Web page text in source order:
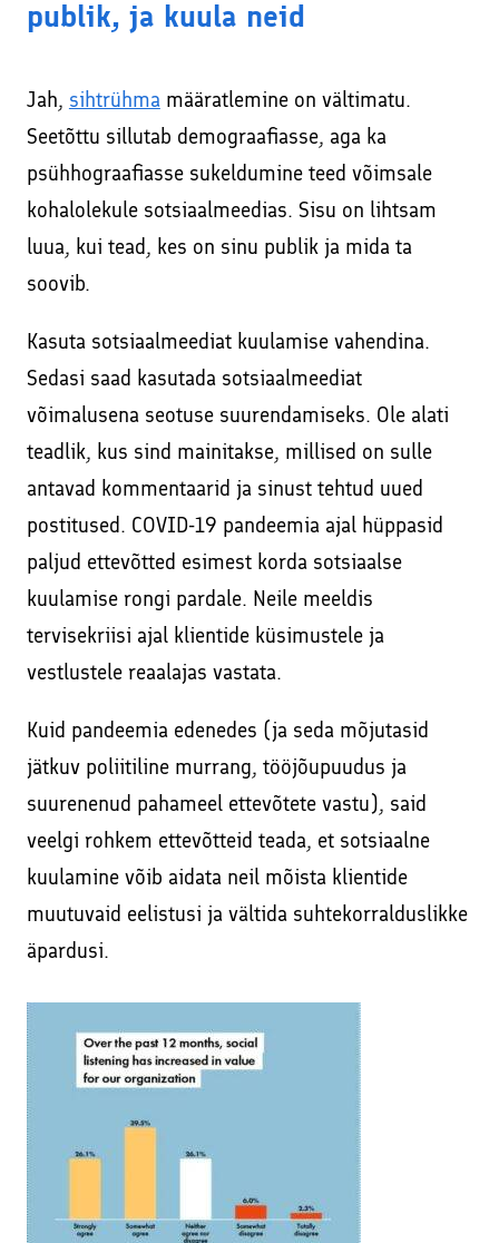
publik, ja kuula neid
Jah, sihtrühmamääratlemine on vältimatu.
Seetõttu sillutab demograafiasse, aga ka
psühhograafiasse sukeldumine teed võimsale
kohalolekule sotsiaalmeedias. Sisu on lihtsam
luua, kui tead, kes on sinu publik ja mida ta
soovib.
Kasuta sotsiaalmeediat kuulamise vahendina.
Sedasi saad kasutada sotsiaalmeediat
võimalusena seotuse suurendamiseks. Ole alati
teadlik, kus sind mainitakse, millised on sulle
antavad kommentaarid ja sinust tehtud uued
postitused. COVID-19 pandeemia ajal hüppasid
paljud ettevõtted esimest korda sotsiaalse
kuulamise rongi pardale. Neile meeldis
tervisekriisi ajal klientide küsimustele ja
vestlustele reaalajas vastata.
Kuid pandeemia edenedes (ja seda mõjutasid
jätkuv poliitiline murrang, tööjõupuudus ja
suurenenud pahameel ettevõtete vastu), said
veelgi rohkem ettevõtteid teada, et sotsiaalne
kuulamine võib aidata neil mõista klientide
muutuvaid eelistusi ja vältida suhtekorralduslikke
äpardusi.